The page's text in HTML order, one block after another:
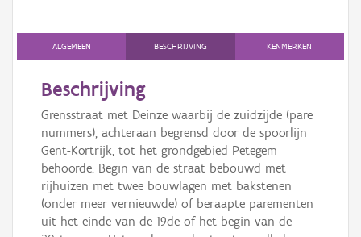
ALGEMEEN BESCHRIJVING KENMERKEN
Beschrijving
Grensstraat met Deinze waarbij de zuidzijde (pare
nummers), achteraan begrensd door de spoorlijn
Gent-Kortrijk, tot het grondgebied Petegem
behoorde. Begin van de straat bebouwd met
rijhuizen met twee bouwlagen met bakstenen
(onder meer vernieuwde) of beraapte parementen
uit het einde van de 19de of het begin van de